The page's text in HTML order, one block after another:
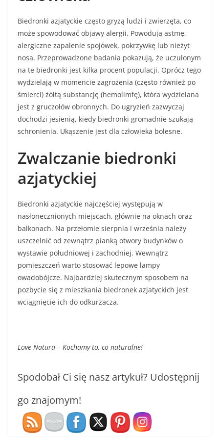
Biedronki azjatyckie często gryzą ludzi i zwierzęta, co
może spowodować objawy alergii. Powodują astmę,
alergiczne zapalenie spojówek, pokrzywkę lub nieżyt
nosa. Przeprowadzone badania pokazują, że uczulonym
na te biedronki jest kilka procent populacji. Oprócz tego
wydzielają w momencie zagrożenia (często również po
śmierci) żółtą substancję (hemolimfę), która wydzielana
jest z gruczołów obronnych. Do ugryzień zazwyczaj
dochodzi jesienią, kiedy biedronki gromadnie szukają
schronienia. Ukąszenie jest dla człowieka bolesne.
Zwalczanie biedronki
azjatyckiej
Biedronki azjatyckie najczęściej występują w
nasłonecznionych miejscach, głównie na oknach oraz
balkonach. Na przełomie sierpnia i września należy
uszczelnić od zewnątrz pianką otwory budynków o
wystawie południowej i zachodniej. Wewnątrz
pomieszczeń warto stosować lepowe lampy
owadobójcze. Najbardziej skutecznym sposobem na
pozbycie się z mieszkania biedronek azjatyckich jest
wciągnięcie ich do odkurzacza.
Love Natura – Kochamy to, co naturalne!
Spodobał Ci się nasz artykuł? Udostępnij
go znajomym!